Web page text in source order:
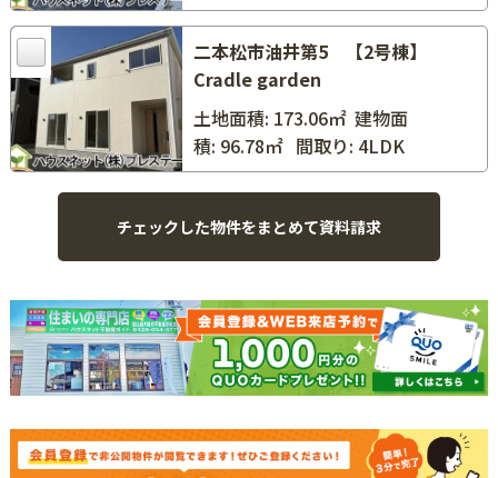
二本松市油井第5 【2号棟】
Cradle garden
土地面積: 173.06㎡建物面
積: 96.78㎡ 間取り: 4LDK